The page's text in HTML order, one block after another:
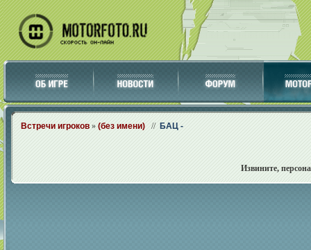
Встречи игроков » (без имени) // БАЦ -
Извините,